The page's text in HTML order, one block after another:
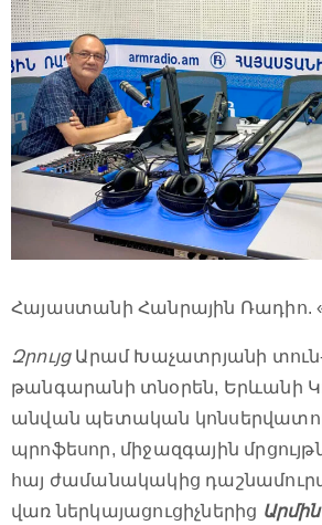
Հայաստանի Հանրային Ռադիո.
Զրույց Արամ Խաչատրյանի
թանգարանի տնօրեն, Երևանի
անվան պետական
պրոֆեսոր, միջազգային
հայ ժամանակակից
վառ ներկայացուցիչներից